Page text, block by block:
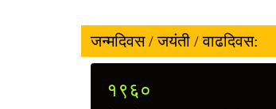
जन्मदिवस / जयंती / वाढदिवस:
१९६०